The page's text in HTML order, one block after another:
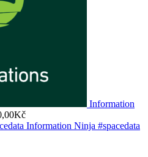
Information
Kč
Information Ninja #spacedata